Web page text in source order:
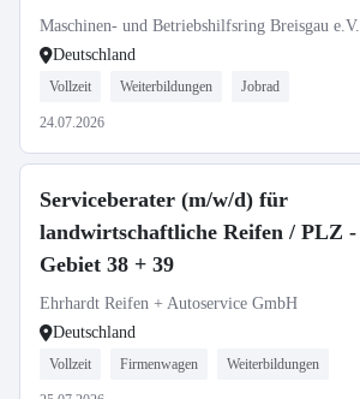
Maschinen- und Betriebshilfsring Breisgau e.V.
Deutschland
Vollzeit Weiterbildungen Jobrad
24.07.2026
Serviceberater (m/w/d) für
landwirtschaftliche Reifen / PLZ -
Gebiet 38 + 39
Ehrhardt Reifen + Autoservice GmbH
Deutschland
Vollzeit Firmenwagen Weiterbildungen